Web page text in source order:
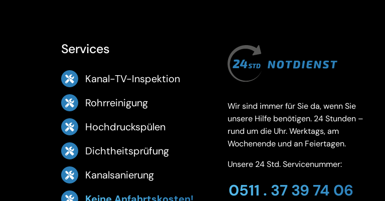
Services
Kanal-TV-Inspektion
Rohrreinigung
Hochdruckspülen
Dichtheitsprüfung
Kanalsanierung
Wir sind immer für Sie da, wenn Sie
unsere Hilfe benötigen. 24 Stunden –
rund um die Uhr. Werktags, am
Wochenende und an Feiertagen.
Unsere 24 Std. Servicenummer:
0511 . 37 39 74 06